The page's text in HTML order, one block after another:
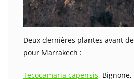
Deux dernières plantes avant
pour Marrakech :
Tecocamaria capensis, Bignone,